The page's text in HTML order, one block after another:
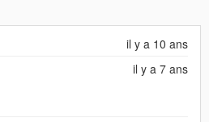
il y a 10 ans
il y a 7 ans